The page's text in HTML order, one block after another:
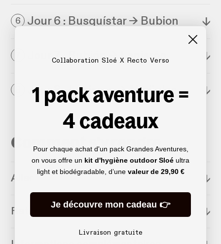
6 Jour 6 : Busquístar → Bubion ↓
Jour 7 : Bubión → Lanjarón ↓
Jour 8 : Lanjaron → Nigüelas ↓
Comment s'y rendre
Aller ↓
Retour ↓
Collaboration Sloé X Recto Verso
1 pack aventure =
4 cadeaux
Pour chaque achat d'un pack Grandes Aventures,
on vous offre un kit d'hygiène outdoor Sloé ultra
light et biodégradable, d’une valeur de 29,90 €
Je découvre mon cadeau 👉
Livraison gratuite